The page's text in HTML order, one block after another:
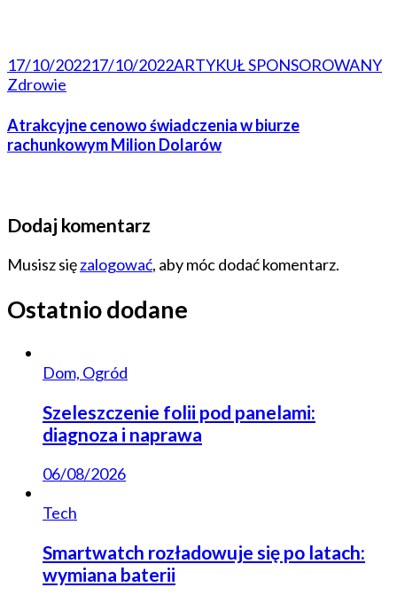
17/10/202217/10/2022ARTYKUŁ SPONSOROWANY
Zdrowie
Atrakcyjne cenowo świadczenia w biurze
rachunkowym Milion Dolarów
Dodaj komentarz
Musisz sięzalogować, aby móc dodać komentarz.
Ostatnio dodane
Dom, Ogród
Szeleszczenie folii pod panelami:
diagnoza i naprawa
06/08/2026
Tech
Smartwatch rozładowuje się po latach:
wymiana baterii